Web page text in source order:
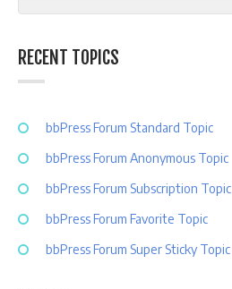
RECENT TOPICS
bbPress Forum Standard Topic
bbPress Forum Anonymous Topic
bbPress Forum Subscription Topic
bbPress Forum Favorite Topic
bbPress Forum Super Sticky Topic